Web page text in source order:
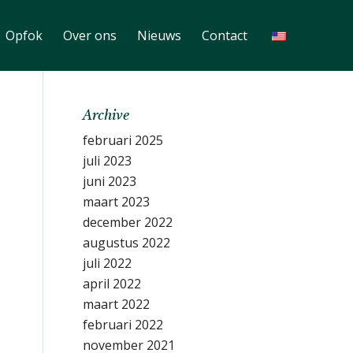
Opfok Over ons Nieuws Contact
Archive
februari 2025
juli 2023
juni 2023
maart 2023
december 2022
augustus 2022
juli 2022
april 2022
maart 2022
februari 2022
november 2021